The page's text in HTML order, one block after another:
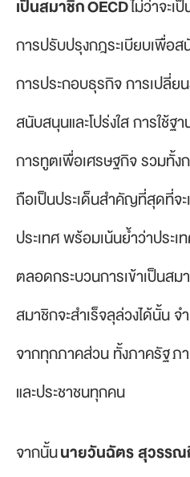
เป็นสมาชิก OECDไม่ว่าจะ
การปรับปรุงกฎระเบียบเพื่อ
การประกอบธุรกิจ การเปลี่ย
สนับสนุนและโปร่งใส การใช้ฐ
การทูตเพื่อเศรษฐกิจ รวมทั้
ถือเป็นประเด็นสำคัญที่สุดที่จ
ประเทศ พร้อมเน้นย้ำว่าประเ
ตลอดกระบวนการเข้าเป็นสม
สมาชิกจะสำเร็จลุล่วงได้นั้น
จากทุกภาคส่วน ทั้งภาครัฐ ภ
และประชาชนทุกคน
จากนั้นนายวันฉัตร สุวรรณ